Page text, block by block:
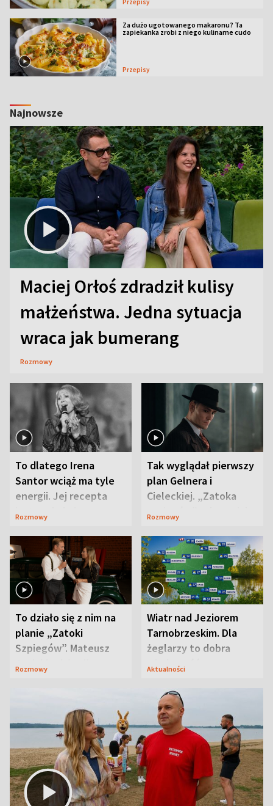
Za dużo ugotowanego makaronu? Ta
zapiekanka zrobi z niego kulinarne cudo
Przepisy
Najnowsze
Maciej Orłoś zdradził kulisy
małżeństwa. Jedna sytuacja
wraca jak bumerang
Rozmowy
To dlatego Irena
Santor wciąż ma tyle
energii. Jej recepta
jest zaskakująco
Rozmowy
Tak wyglądał pierwszy
plan Gelnera i
Cieleckiej. „Zatoka
szpiegów” od razu ich
Rozmowy
To działo się z nim na
planie „Zatoki
Szpiegów”. Mateusz
Janicki odsłonił
Rozmowy
Wiatr nad Jeziorem
Tarnobrzeskim. Dla
żeglarzy to dobra
wiadomość
Aktualności